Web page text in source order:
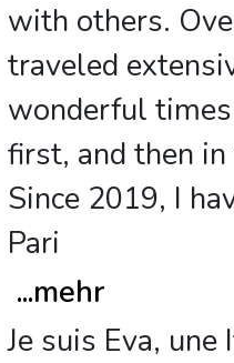
with others.
traveled
wonderful
first, and then
Since 2019, I
Pari
...mehr
Je suis Eva, une